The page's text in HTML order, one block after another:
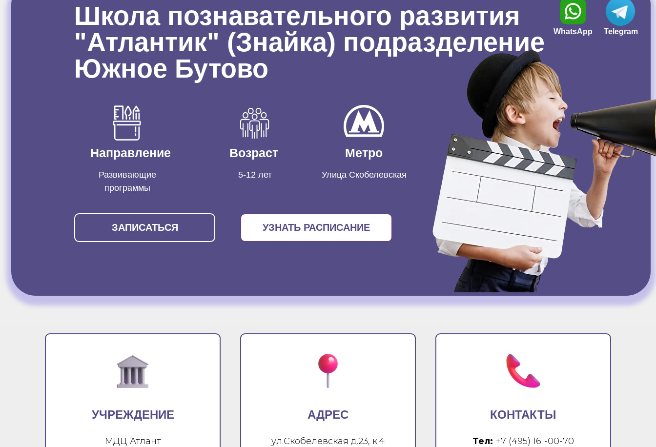
Школа познавательного развития
"Атлантик" (Знайка) подразделение
Южное Бутово
Направление
Развивающие
программы
Возраст
5-12 лет
Метро
Улица Скобелевская
Telegram
WhatsApp
УЗНАТЬ РАСПИСАНИЕ
ЗАПИСАТЬСЯ
УЧРЕЖДЕНИЕ
МДЦ Атлант
АДРЕС
ул.Скобелевская д.23, к.4
КОНТАКТЫ
Тел: +7 (495) 161-00-70